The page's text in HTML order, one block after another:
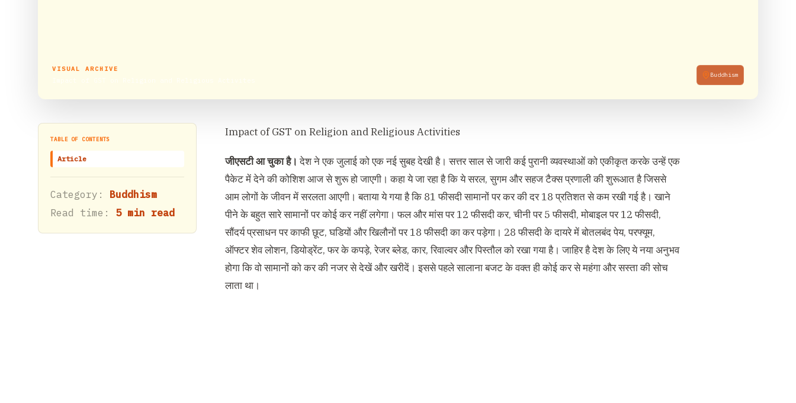
VISUAL ARCHIVE
Buddhism
TABLE OF CONTENTS
Article
Category: Buddhism
Read time: 5 min read
Impact of GST on Religion and Religious Activities
जीएसटी आ चुका है। देश ने एक जुलाई को एक नई सुबह देखी है। सत्तर साल से जारी कई पुरानी व्यवस्थाओं को एकीकृत करके उन्हें एक
पैकेट में देने की कोशिश आज से शुरू हो जाएगी। कहा ये जा रहा है कि ये सरल, सुगम और सहज टैक्स प्रणाली की शुरूआत है जिससे
आम लोगों के जीवन में सरलता आएगी। बताया ये गया है कि 81 फीसदी सामानों पर कर की दर 18 प्रतिशत से कम रखी गई है। खाने
पीने के बहुत सारे सामानों पर कोई कर नहीं लगेगा। फल और मांस पर 12 फीसदी कर, चीनी पर 5 फीसदी, मोबाइल पर 12 फीसदी,
सौंदर्य प्रसाधन पर काफी छूट, घडियों और खिलौनों पर 18 फीसदी का कर पड़ेगा। 28 फीसदी के दायरे में बोतलबंद पेय, परफ्यूम,
ऑफ्टर शेव लोशन, डियोड्रेंट, फर के कपड़े, रेजर ब्लेड, कार, रिवाल्वर और पिस्तौल को रखा गया है। जाहिर है देश के लिए ये नया अनुभव
होगा कि वो सामानों को कर की नजर से देखें और खरीदें। इससे पहले सालाना बजट के वक्त ही कोई कर से महंगा और सस्ता की सोच
लाता था।